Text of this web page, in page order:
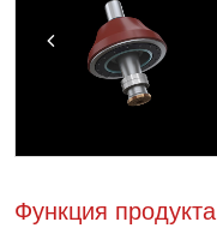
Функция продукта